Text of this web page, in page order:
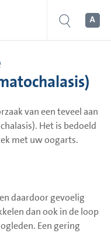
van een teveel aan
Het is bedoeld
met uw oogarts.
daardoor gevoelig
dan ook in de loop
Een gering